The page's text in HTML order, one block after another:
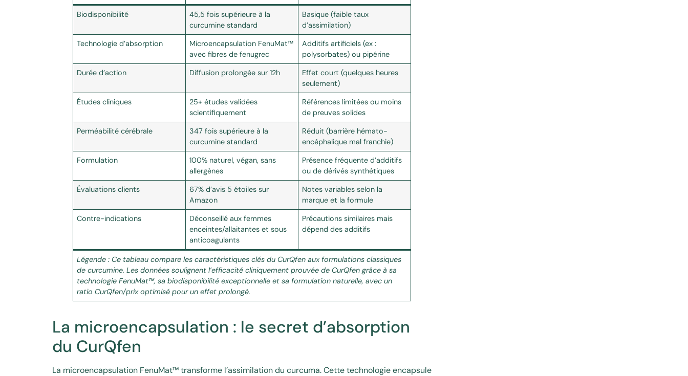
Biodisponibilité
45,5 fois supérieure à la
curcumine standard
Basique (faible taux
d’assimilation)
Technologie d’absorption
Microencapsulation FenuMat™
avec fibres de fenugrec
Additifs artificiels (ex :
polysorbates) ou pipérine
Durée d’action
Diffusion prolongée sur 12h
Effet court (quelques heures
seulement)
Études cliniques
25+ études validées
scientifiquement
Références limitées ou moins
de preuves solides
Perméabilité cérébrale
347 fois supérieure à la
curcumine standard
Réduit (barrière hémato-
encéphalique mal franchie)
Formulation
100% naturel, végan, sans
allergènes
Présence fréquente d’additifs
ou de dérivés synthétiques
Évaluations clients
67% d’avis 5 étoiles sur
Amazon
Notes variables selon la
marque et la formule
Contre-indications
Déconseillé aux femmes
enceintes/allaitantes et sous
anticoagulants
Précautions similaires mais
dépend des additifs
Légende : Ce tableau compare les caractéristiques clés du CurQfen aux formulations classiques
de curcumine. Les données soulignent l’efficacité cliniquement prouvée de CurQfen grâce à sa
technologie FenuMat™, sa biodisponibilité exceptionnelle et sa formulation naturelle, avec un
ratio CurQfen/prix optimisé pour un effet prolongé.
La microencapsulation : le secret d’absorption
du CurQfen
La microencapsulation FenuMat™ transforme l’assimilation du curcuma. Cette technologie encapsule